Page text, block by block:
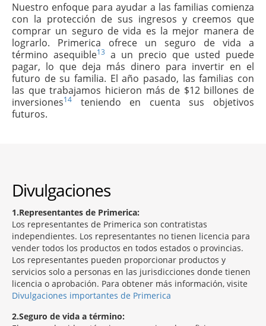
Nuestro enfoque para ayudar a las familias comienza
con la protección de sus ingresos y creemos que
comprar un seguro de vida es la mejor manera de
lograrlo. Primerica ofrece un seguro de vida a
término asequible13 a un precio que usted puede
pagar, lo que deja más dinero para invertir en el
futuro de su familia. El año pasado, las familias con
las que trabajamos hicieron más de $12 billones de
inversiones14
teniendo en cuenta sus objetivos
futuros.
Divulgaciones
1 Representantes de Primerica:
Los representantes de Primerica son contratistas
independientes. Los representantes no tienen licencia para
vender todos los productos en todos estados o provincias.
Los representantes pueden proporcionar productos y
servicios solo a personas en las jurisdicciones donde tienen
licencia o aprobación. Para obtener más información, visite
Divulgaciones importantes de Primerica
2 Seguro de vida a término: